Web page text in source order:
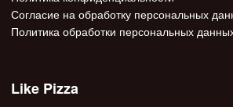
Согласие на обработку персональных
Политика обработки персональных
Like Pizza